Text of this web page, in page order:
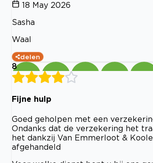
18 May 2026
Sasha
Waal
delen
8
Fijne hulp
Goed geholpen met een
Ondanks dat de verzekering het
het dankzij Van Emmerloot &
afgehandeld